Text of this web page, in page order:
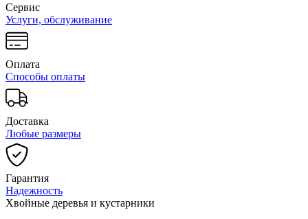
Сервис
Услуги, обслуживание
Оплата
Способы оплаты
Доставка
Любые размеры
Гарантия
Надежность
Хвойные деревья и кустарники